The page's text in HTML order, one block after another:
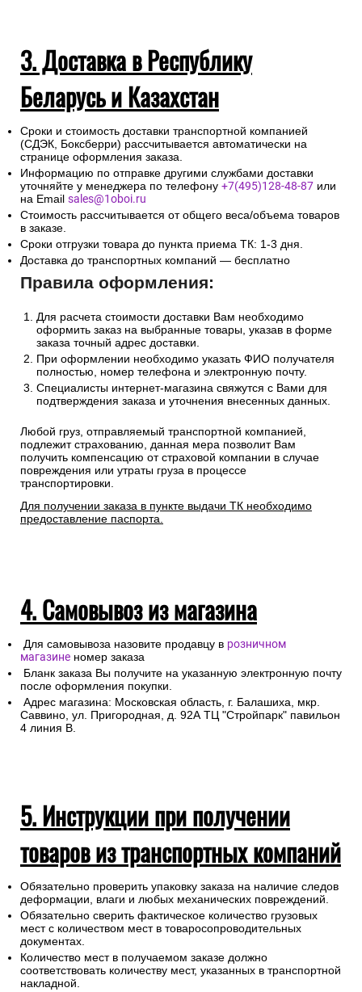
3. Доставка в Республику
Беларусь и Казахстан
Сроки и стоимость доставки транспортной компанией
(СДЭК, Боксберри) рассчитывается автоматически на
странице оформления заказа.
Информацию по отправке другими службами доставки
уточняйте у менеджера по телефону +7(495)128-48-87 или
на Email sales@1oboi.ru
Стоимость рассчитывается от общего веса/объема товаров
в заказе.
Сроки отгрузки товара до пункта приема ТК: 1-3 дня.
Доставка до транспортных компаний — бесплатно
Правила оформления:
Для расчета стоимости доставки Вам необходимо
оформить заказ на выбранные товары, указав в форме
заказа точный адрес доставки.
При оформлении необходимо указать ФИО получателя
полностью, номер телефона и электронную почту.
Специалисты интернет-магазина свяжутся с Вами для
подтверждения заказа и уточнения внесенных данных.
Любой груз, отправляемый транспортной компанией,
подлежит страхованию, данная мера позволит Вам
получить компенсацию от страховой компании в случае
повреждения или утраты груза в процессе
транспортировки.
Для получении заказа в пункте выдачи ТК необходимо
предоставление паспорта.
4. Самовывоз из магазина
Для самовывоза назовите продавцу в розничном
магазине номер заказа
Бланк заказа Вы получите на указанную электронную почту
после оформления покупки.
Адрес магазина: Московская область, г. Балашиха, мкр.
Саввино, ул. Пригородная, д. 92А ТЦ "Стройпарк" павильон
4 линия В.
5. Инструкции при получении
товаров из транспортных компаний
Обязательно проверить упаковку заказа на наличие следов
деформации, влаги и любых механических повреждений.
Обязательно сверить фактическое количество грузовых
мест с количеством мест в товаросопроводительных
документах.
Количество мест в получаемом заказе должно
соответствовать количеству мест, указанных в транспортной
накладной.